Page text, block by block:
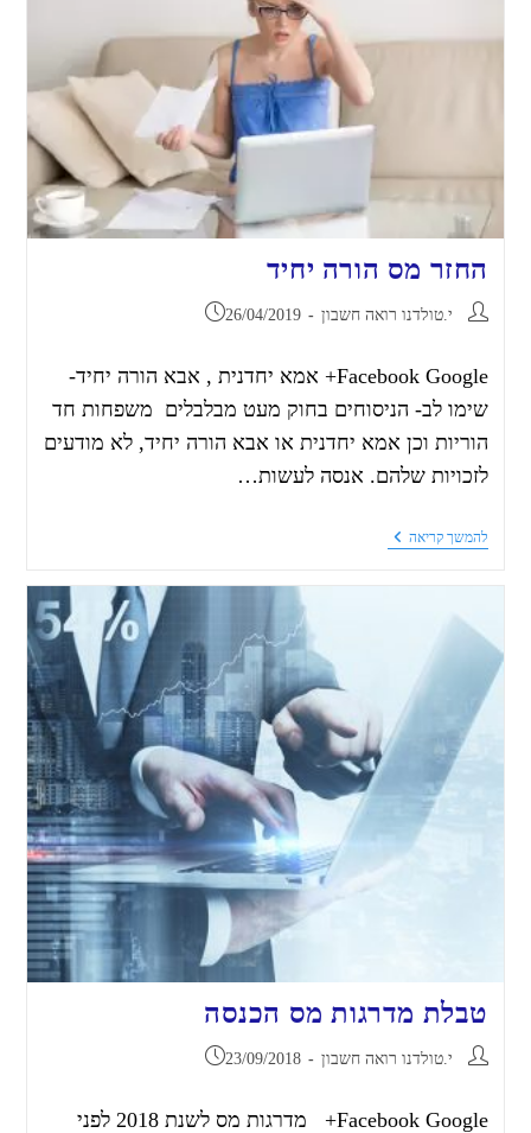
החזר מס הורה יחיד
י.טולדנו רואה חשבון 26/04/2019
Facebook Google+ אמא יחדנית , אבא הורה יחיד-
שימו לב- הניסוחים בחוק מעט מבלבלים משפחות חד
הוריות וכן אמא יחדנית או אבא הורה יחיד, לא מודעים
לזכויות שלהם. אנסה לעשות…
להמשך קריאה
טבלת מדרגות מס הכנסה
י.טולדנו רואה חשבון 23/09/2018
Facebook Google+ מדרגות מס לשנת 2018 לפני